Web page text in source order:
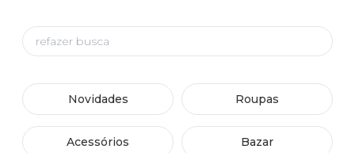
Novidades Roupas
Acessórios Bazar